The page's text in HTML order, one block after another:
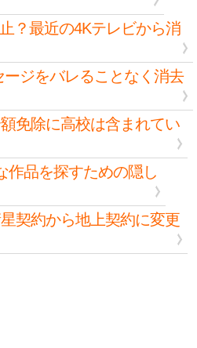
？最近の4Kテレビから消
ージをバレることなく消去
免除に高校は含まれてい
作品を探すための隠し
契約から地上契約に変更